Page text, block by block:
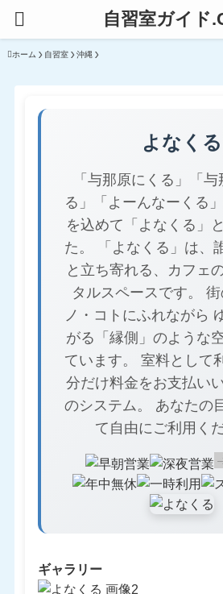
自習室ガイド
ホーム 自習室 沖縄
よなくる
「与那原にくる」「与
る」「よーんなーくる
を込めて「よなくる」
た。 「よなくる」は、
と立ち寄れる、カフェ
タルスペースです。
ノ・コトにふれながら
がる「縁側」のような
ています。 室料として
分だけ料金をお支払い
のシステム。 あなたの
て自由にご利用く
ギャラリー